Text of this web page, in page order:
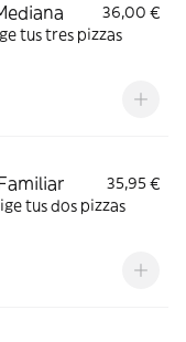
36,00 €
tus tres pizzas
35,95 €
tus dos pizzas